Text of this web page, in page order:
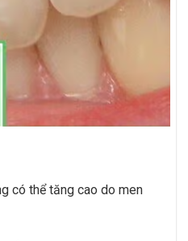
có thể tăng cao do men